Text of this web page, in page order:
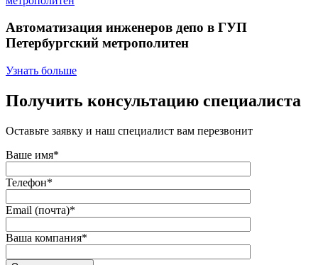
Автоматизация инженеров депо в ГУП
Петербургский метрополитен
Узнать больше
Получить консультацию специалиста
Оставьте заявку и наш специалист вам перезвонит
Ваше имя*
Телефон*
Email (почта)*
Ваша компания*